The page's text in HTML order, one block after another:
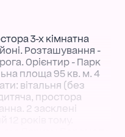
3-х кімнатна
Розташування -
Орієнтир - Парк
площа 95 кв. м. 4
вітальня (без
простора
2 засклені